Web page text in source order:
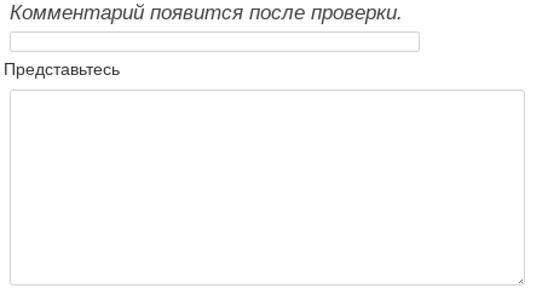
Комментарий появится после проверки.
Представьтесь